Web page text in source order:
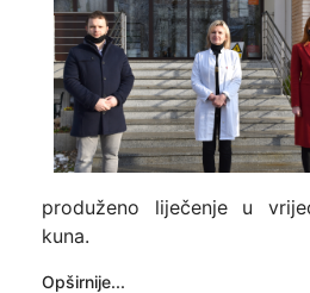
produženo liječenje u
kuna.
Opširnije...